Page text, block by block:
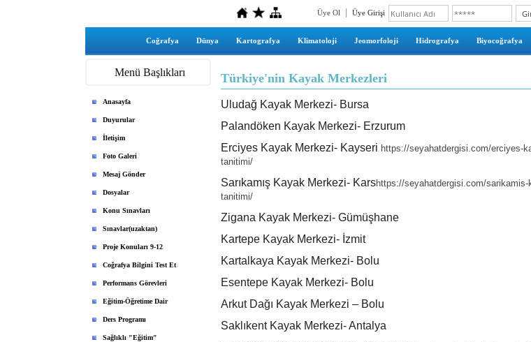
Üye Ol Üye Girişi
Coğrafya Dünya Kartografya Klimatoloji Jeomorfoloji Hidrografya Biyocoğrafya
Menü Başlıkları
Anasayfa
Duyurular
İletişim
Foto Galeri
Mesaj Gönder
Dosyalar
Konu Sınavları
Sınavlar(uzaktan)
Proje Konuları 9-12
Coğrafya Bilgini Test Et
Performans Görevleri
Eğitim-Öğretime Dair
Ders Programı
Sağlıklı "Eğitim"
Türkiye'nin Kayak Merkezleri
Uludağ Kayak Merkezi- Bursa
Palandöken Kayak Merkezi- Erzurum
Erciyes Kayak Merkezi- Kayseri https://seyahatdergisi.com/erciyes-
tanitimi/
Sarıkamış Kayak Merkezi- Karshttps://seyahatdergisi.com/
tanitimi/
Zigana Kayak Merkezi- Gümüşhane
Kartepe Kayak Merkezi- İzmit
Kartalkaya Kayak Merkezi- Bolu
Esentepe Kayak Merkezi- Bolu
Arkut Dağı Kayak Merkezi – Bolu
Saklıkent Kayak Merkezi- Antalya